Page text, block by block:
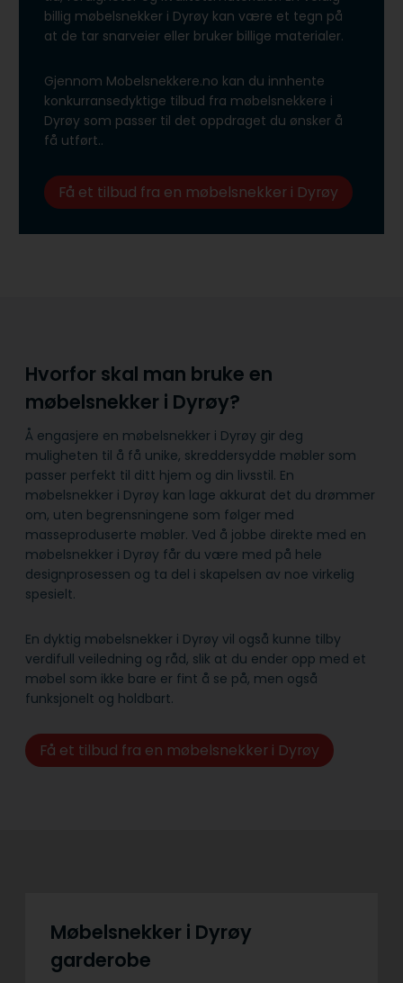
billig møbelsnekker i Dyrøy kan være et tegn på
at de tar snarveier eller bruker billige materialer.
Gjennom Mobelsnekkere.no kan du innhente
konkurransedyktige tilbud fra møbelsnekkere i
Dyrøy som passer til det oppdraget du ønsker å
få utført..
Få et tilbud fra en møbelsnekker i Dyrøy
Hvorfor skal man bruke en
møbelsnekker i Dyrøy?
Å engasjere en møbelsnekker i Dyrøy gir deg
muligheten til å få unike, skreddersydde møbler som
passer perfekt til ditt hjem og din livsstil. En
møbelsnekker i Dyrøy kan lage akkurat det du drømmer
om, uten begrensningene som følger med
masseproduserte møbler. Ved å jobbe direkte med en
møbelsnekker i Dyrøy får du være med på hele
designprosessen og ta del i skapelsen av noe virkelig
spesielt.
En dyktig møbelsnekker i Dyrøy vil også kunne tilby
verdifull veiledning og råd, slik at du ender opp med et
møbel som ikke bare er fint å se på, men også
funksjonelt og holdbart.
Få et tilbud fra en møbelsnekker i Dyrøy
Møbelsnekker i Dyrøy
garderobe